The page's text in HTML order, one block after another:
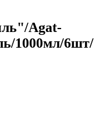
Agat-
1000мл/6шт/